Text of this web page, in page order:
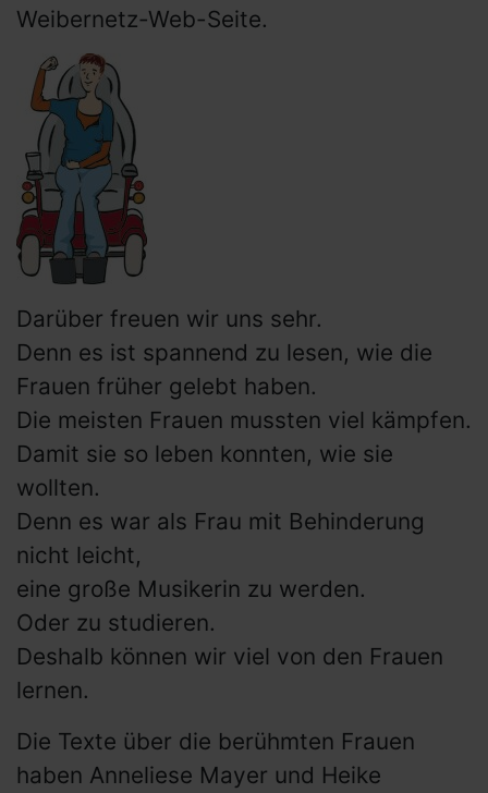
Weibernetz-Web-Seite.
Darüber freuen wir uns sehr.
Denn es ist spannend zu lesen, wie die
Frauen früher gelebt haben.
Die meisten Frauen mussten viel kämpfen.
Damit sie so leben konnten, wie sie
wollten.
Denn es war als Frau mit Behinderung
nicht leicht,
eine große Musikerin zu werden.
Oder zu studieren.
Deshalb können wir viel von den Frauen
lernen.
Die Texte über die berühmten Frauen
haben Anneliese Mayer und Heike